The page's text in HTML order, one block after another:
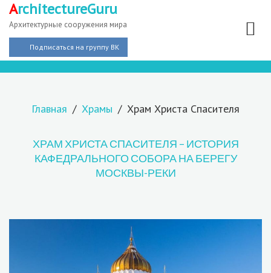
ArchitectureGuru
Архитектурные сооружения мира
Подписаться на группу ВК
Главная Храмы Храм Христа Спасителя
ХРАМ ХРИСТА СПАСИТЕЛЯ – ИСТОРИЯ
КАФЕДРАЛЬНОГО СОБОРА НА БЕРЕГУ
МОСКВЫ-РЕКИ